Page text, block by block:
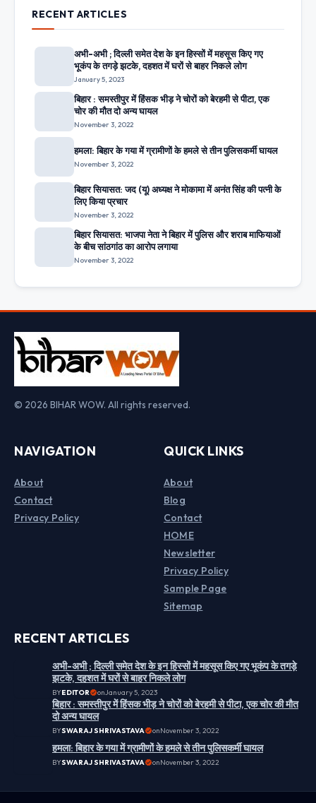
RECENT ARTICLES
अभी-अभी ; दिल्ली समेत देश के इन हिस्सों में महसूस किए गए
भूकंप के तगड़े झटके, दहशत में घरों से बाहर निकले लोग
January 5, 2023
बिहार : समस्तीपुर में हिंसक भीड़ ने चोरों को बेरहमी से पीटा, एक
चोर की मौत दो अन्य घायल
November 3, 2022
हमला: बिहार के गया में ग्रामीणों के हमले से तीन पुलिसकर्मी घायल
November 3, 2022
बिहार सियासत: जद (यू) अध्यक्ष ने मोकामा में अनंत सिंह की पत्नी के
लिए किया प्रचार
November 3, 2022
बिहार सियासत: भाजपा नेता ने बिहार में पुलिस और शराब माफियाओं
के बीच सांठगांठ का आरोप लगाया
November 3, 2022
© 2026 BIHAR WOW. All rights reserved.
NAVIGATION
About
Contact
Privacy Policy
QUICK LINKS
About
Blog
Contact
HOME
Newsletter
Privacy Policy
Sample Page
Sitemap
RECENT ARTICLES
अभी-अभी ; दिल्ली समेत देश के इन हिस्सों में महसूस किए गए भूकंप के तगड़े
झटके, दहशत में घरों से बाहर निकले लोग
BYEDITOR onJanuary 5, 2023
बिहार : समस्तीपुर में हिंसक भीड़ ने चोरों को बेरहमी से पीटा, एक चोर की मौत
दो अन्य घायल
BYSWARAJ SHRIVASTAVA onNovember 3, 2022
हमला: बिहार के गया में ग्रामीणों के हमले से तीन पुलिसकर्मी घायल
BYSWARAJ SHRIVASTAVA onNovember 3, 2022